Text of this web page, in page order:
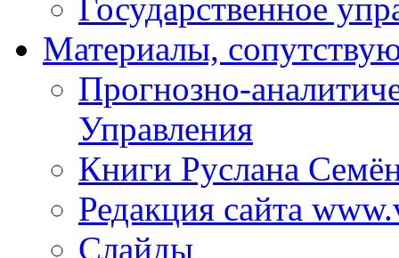
Государственное
Материалы,
Прогнозно-
Управления
Книги Руслана
Редакция сайта
Слайды